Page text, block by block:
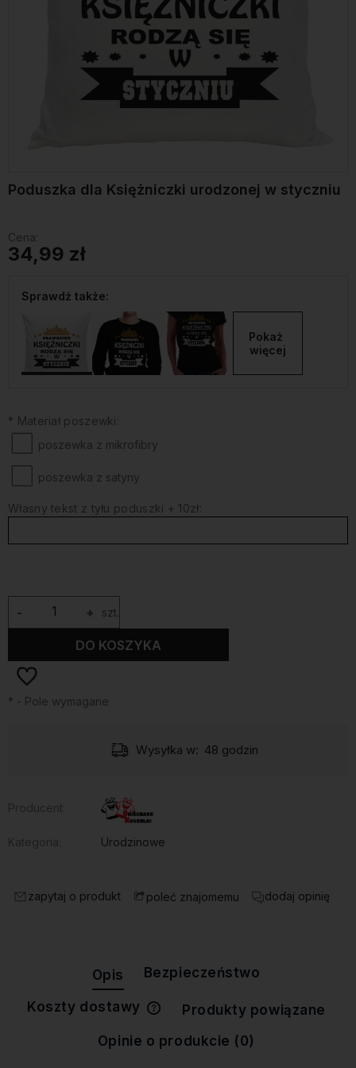
Poduszka dla Księżniczki urodzonej w styczniu
Cena:
34,99 zł
Sprawdź także:
Pokaż
więcej
* Materiał poszewki:
poszewka z mikrofibry
poszewka z satyny
Własny tekst z tyłu poduszki + 10zł:
+
- szt.
DO KOSZYKA
* - Pole wymagane
Wysyłka w: 48 godzin
Urodzinowe
zapytaj o produkt poleć znajomemu dodaj opinię
Opis Bezpieczeństwo
Koszty dostawy
Cena nie zawiera ewentualnych
Produkty powiązane
Opinie o produkcie (0)